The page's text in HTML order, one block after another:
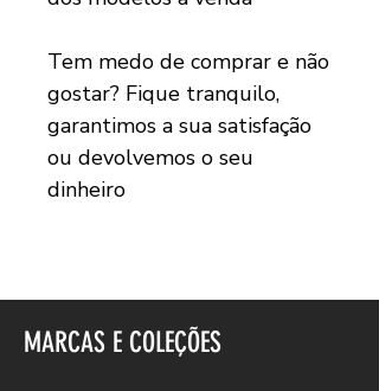
Tem medo de comprar e não
gostar? Fique tranquilo,
garantimos a sua satisfação
ou devolvemos o seu
dinheiro
MARCAS E COLEÇÕES